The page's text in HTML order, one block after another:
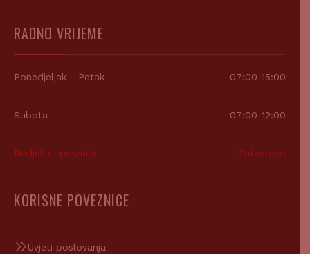
RADNO VRIJEME
Ponedjeljak - Petak 07:00-15:00
Subota 07:00-12:00
Nedjelja i praznici Zatvoreno
KORISNE POVEZNICE
Uvjeti poslovanja